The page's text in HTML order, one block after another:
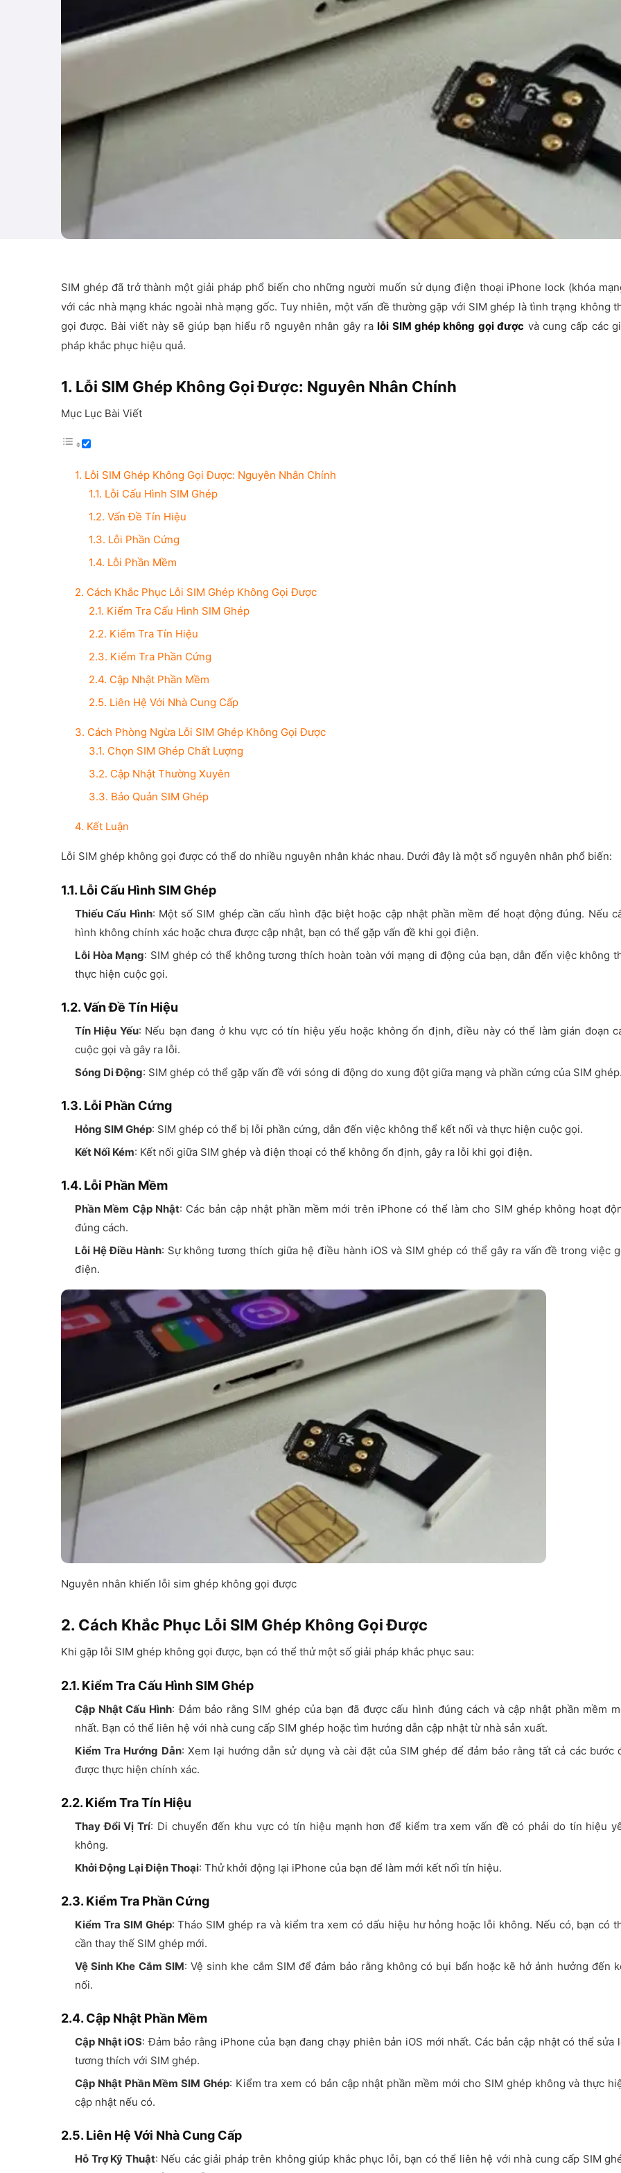
SIM ghép đã trở thành một giải pháp phổ biến cho những người muốn sử dụng điện thoại iPhone lock (khóa
với các nhà mạng khác ngoài nhà mạng gốc. Tuy nhiên, một vấn đề thường gặp với SIM ghép là tình trạng không
gọi được. Bài viết này sẽ giúp bạn hiểu rõ nguyên nhân gây ralỗi SIM ghép không gọi được và cung cấp các
pháp khắc phục hiệu quả.
1. Lỗi SIM Ghép Không Gọi Được: Nguyên Nhân Chính
Mục Lục Bài Viết
1. Lỗi SIM Ghép Không Gọi Được: Nguyên Nhân Chính
1.1. Lỗi Cấu Hình SIM Ghép
1.2. Vấn Đề Tín Hiệu
1.3. Lỗi Phần Cứng
1.4. Lỗi Phần Mềm
2. Cách Khắc Phục Lỗi SIM Ghép Không Gọi Được
2.1. Kiểm Tra Cấu Hình SIM Ghép
2.2. Kiểm Tra Tín Hiệu
2.3. Kiểm Tra Phần Cứng
2.4. Cập Nhật Phần Mềm
2.5. Liên Hệ Với Nhà Cung Cấp
3. Cách Phòng Ngừa Lỗi SIM Ghép Không Gọi Được
3.1. Chọn SIM Ghép Chất Lượng
3.2. Cập Nhật Thường Xuyên
3.3. Bảo Quản SIM Ghép
4. Kết Luận
Lỗi SIM ghép không gọi được có thể do nhiều nguyên nhân khác nhau. Dưới đây là một số nguyên nhân phổ biến:
1.1. Lỗi Cấu Hình SIM Ghép
Thiếu Cấu Hình: Một số SIM ghép cần cấu hình đặc biệt hoặc cập nhật phần mềm để hoạt động đúng. Nếu
hình không chính xác hoặc chưa được cập nhật, bạn có thể gặp vấn đề khi gọi điện.
Lỗi Hòa Mạng: SIM ghép có thể không tương thích hoàn toàn với mạng di động của bạn, dẫn đến việc không
thực hiện cuộc gọi.
1.2. Vấn Đề Tín Hiệu
Tín Hiệu Yếu: Nếu bạn đang ở khu vực có tín hiệu yếu hoặc không ổn định, điều này có thể làm gián đoạn
cuộc gọi và gây ra lỗi.
Sóng Di Động: SIM ghép có thể gặp vấn đề với sóng di động do xung đột giữa mạng và phần cứng của SIM
1.3. Lỗi Phần Cứng
Hỏng SIM Ghép: SIM ghép có thể bị lỗi phần cứng, dẫn đến việc không thể kết nối và thực hiện cuộc gọi.
Kết Nối Kém: Kết nối giữa SIM ghép và điện thoại có thể không ổn định, gây ra lỗi khi gọi điện.
1.4. Lỗi Phần Mềm
Phần Mềm Cập Nhật: Các bản cập nhật phần mềm mới trên iPhone có thể làm cho SIM ghép không hoạt
đúng cách.
Lỗi Hệ Điều Hành: Sự không tương thích giữa hệ điều hành iOS và SIM ghép có thể gây ra vấn đề trong việc
điện.
Nguyên nhân khiến lỗi sim ghép không gọi được
2. Cách Khắc Phục Lỗi SIM Ghép Không Gọi Được
Khi gặp lỗi SIM ghép không gọi được, bạn có thể thử một số giải pháp khắc phục sau:
2.1. Kiểm Tra Cấu Hình SIM Ghép
Cập Nhật Cấu Hình: Đảm bảo rằng SIM ghép của bạn đã được cấu hình đúng cách và cập nhật phần mềm
nhất. Bạn có thể liên hệ với nhà cung cấp SIM ghép hoặc tìm hướng dẫn cập nhật từ nhà sản xuất.
Kiểm Tra Hướng Dẫn: Xem lại hướng dẫn sử dụng và cài đặt của SIM ghép để đảm bảo rằng tất cả các bước
được thực hiện chính xác.
2.2. Kiểm Tra Tín Hiệu
Thay Đổi Vị Trí: Di chuyển đến khu vực có tín hiệu mạnh hơn để kiểm tra xem vấn đề có phải do tín hiệu
không.
Khởi Động Lại Điện Thoại: Thử khởi động lại iPhone của bạn để làm mới kết nối tín hiệu.
2.3. Kiểm Tra Phần Cứng
Kiểm Tra SIM Ghép: Tháo SIM ghép ra và kiểm tra xem có dấu hiệu hư hỏng hoặc lỗi không. Nếu có, bạn có
cần thay thế SIM ghép mới.
Vệ Sinh Khe Cắm SIM: Vệ sinh khe cắm SIM để đảm bảo rằng không có bụi bẩn hoặc kẽ hở ảnh hưởng đến
nối.
2.4. Cập Nhật Phần Mềm
Cập Nhật iOS: Đảm bảo rằng iPhone của bạn đang chạy phiên bản iOS mới nhất. Các bản cập nhật có thể sửa
tương thích với SIM ghép.
Cập Nhật Phần Mềm SIM Ghép: Kiểm tra xem có bản cập nhật phần mềm mới cho SIM ghép không và thực
cập nhật nếu có.
2.5. Liên Hệ Với Nhà Cung Cấp
Hỗ Trợ Kỹ Thuật: Nếu các giải pháp trên không giúp khắc phục lỗi, bạn có thể liên hệ với nhà cung cấp SIM